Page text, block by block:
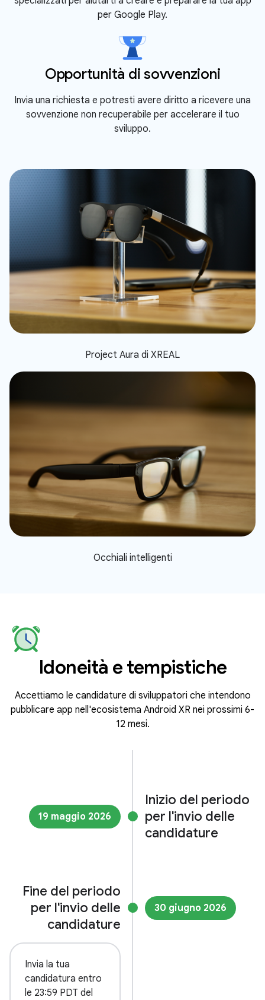
per Google Play.
Opportunità di sovvenzioni
Invia una richiesta e potresti avere diritto a ricevere una
sovvenzione non recuperabile per accelerare il tuo
sviluppo.
Project Aura di XREAL
Occhiali intelligenti
Idoneità e tempistiche
Accettiamo le candidature di sviluppatori che intendono
pubblicare app nell'ecosistema Android XR nei prossimi 6-
12 mesi.
19 maggio 2026
Inizio del periodo
per l'invio delle
candidature
30 giugno 2026
Fine del periodo
per l'invio delle
candidature
Invia la tua
candidatura entro
le 23:59 PDT del